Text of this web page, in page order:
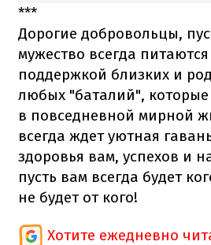
***
Дорогие добровольцы,
мужество всегда
поддержкой близких и
любых "баталий", которые
в повседневной мирной
всегда ждет уютная
здоровья вам, успехов и
пусть вам всегда будет
не будет от кого!
Хотите ежедневно